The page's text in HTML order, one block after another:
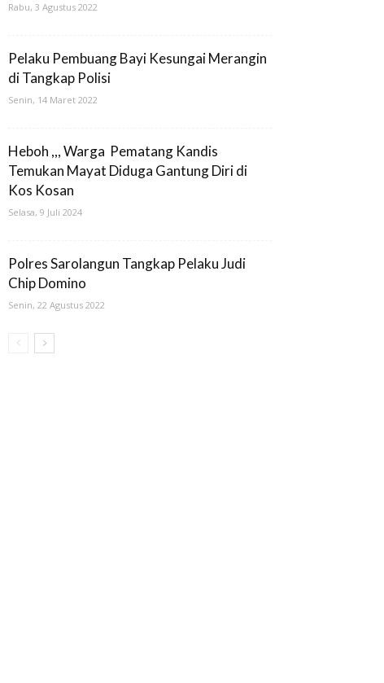
Rabu, 3 Agustus 2022
Pelaku Pembuang Bayi Kesungai Merangin
di Tangkap Polisi
Senin, 14 Maret 2022
Heboh ,,, Warga Pematang Kandis
Temukan Mayat Diduga Gantung Diri di
Kos Kosan
Selasa, 9 Juli 2024
Polres Sarolangun Tangkap Pelaku Judi
Chip Domino
Senin, 22 Agustus 2022